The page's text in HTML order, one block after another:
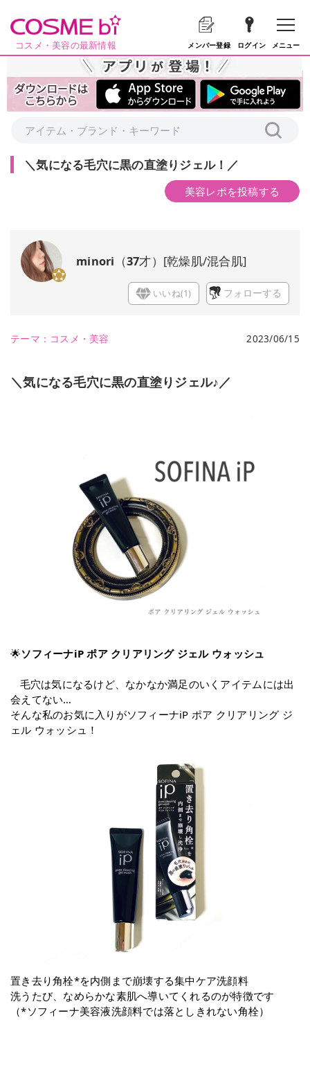
コスメ・美容の最新情報 メンバー登録 ログイン メニュー
＼気になる毛穴に黒の直塗りジェル！／
美容レポを投稿する
minori （37才） [乾燥肌/混合肌]
いいね(1) フォローする
テーマ： コスメ・美容 2023/06/15
＼気になる毛穴に黒の直塗りジェル♪／
🌟ソフィーナiP ポア クリアリング ジェル ウォッシュ
毛穴は気になるけど、なかなか満足のいくアイテムには出
会えてない…
そんな私のお気に入りがソフィーナiP ポア クリアリング ジ
ェル ウォッシュ！
置き去り角栓*を内側まで崩壊する集中ケア洗顔料
洗うたび、なめらかな素肌へ導いてくれるのが特徴です
（*ソフィーナ美容液洗顔料では落としきれない角栓）